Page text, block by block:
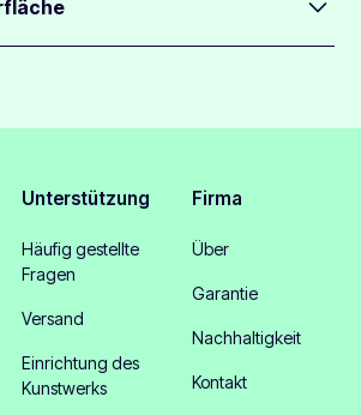
sodass sie auf den meisten
Unterstützung
Häufig gestellte
Fragen
Versand
Einrichtung des
Kunstwerks
Firma
Über
Garantie
Nachhaltigkeit
Kontakt